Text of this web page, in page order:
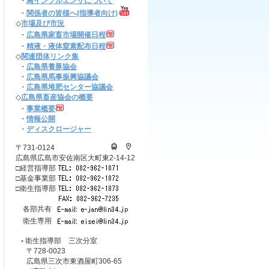
・ 関係者の皆様へ(指導者向け)
◇市場及び市況
・ 広島県家畜市場開催日程
・ 精液・液体窒素配布日程
◇関連団体リンク集
・ 広島県養豚協会
・ 広島県馬事振興協議会
・ 広島県堆肥センター協議会
◇広島県畜産協会の概要
・ 事業概要
・情報公開
・ ディスクロージャー
〒731-0124
広島県広島市安佐南区大町東2-14-12
□経営指導部
□基金事業部
□衛生指導部
各部共有
衛生専用
◦ 衛生指導部 三次分室
〒728-0023
広島県三次市東酒屋町306-65